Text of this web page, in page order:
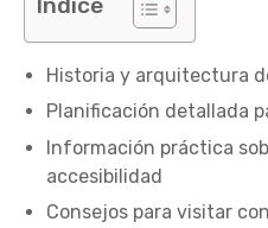
Historia y arquitectura
Planificación detallada
Información práctica
accesibilidad
Consejos para visitar